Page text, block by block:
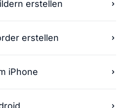
erstellen
erstellen
iPhone